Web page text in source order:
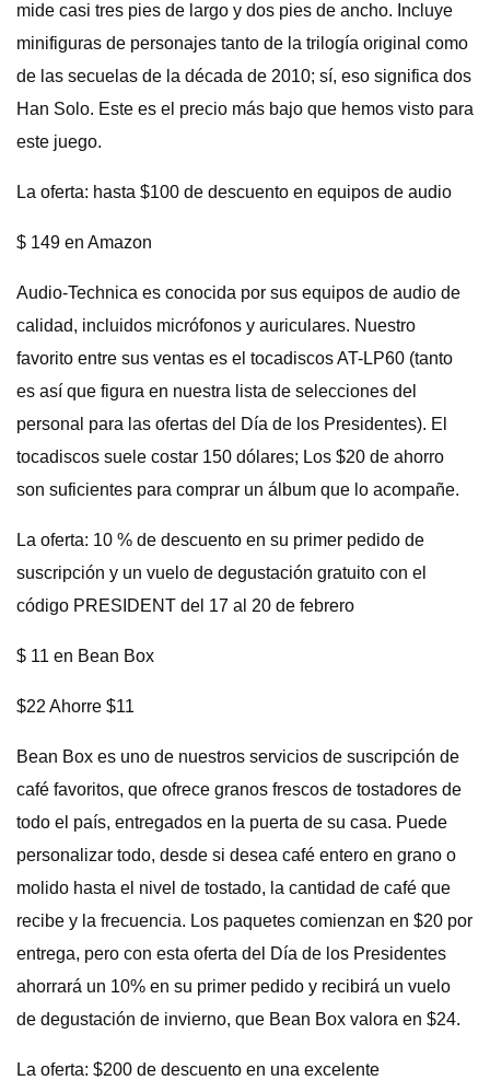
mide casi tres pies de largo y dos pies de ancho. Incluye
minifiguras de personajes tanto de la trilogía original como
de las secuelas de la década de 2010; sí, eso significa dos
Han Solo. Este es el precio más bajo que hemos visto para
este juego.
La oferta: hasta $100 de descuento en equipos de audio
$ 149 en Amazon
Audio-Technica es conocida por sus equipos de audio de
calidad, incluidos micrófonos y auriculares. Nuestro
favorito entre sus ventas es el tocadiscos AT-LP60 (tanto
es así que figura en nuestra lista de selecciones del
personal para las ofertas del Día de los Presidentes). El
tocadiscos suele costar 150 dólares; Los $20 de ahorro
son suficientes para comprar un álbum que lo acompañe.
La oferta: 10 % de descuento en su primer pedido de
suscripción y un vuelo de degustación gratuito con el
código PRESIDENT del 17 al 20 de febrero
$ 11 en Bean Box
$22 Ahorre $11
Bean Box es uno de nuestros servicios de suscripción de
café favoritos, que ofrece granos frescos de tostadores de
todo el país, entregados en la puerta de su casa. Puede
personalizar todo, desde si desea café entero en grano o
molido hasta el nivel de tostado, la cantidad de café que
recibe y la frecuencia. Los paquetes comienzan en $20 por
entrega, pero con esta oferta del Día de los Presidentes
ahorrará un 10% en su primer pedido y recibirá un vuelo
de degustación de invierno, que Bean Box valora en $24.
La oferta: $200 de descuento en una excelente